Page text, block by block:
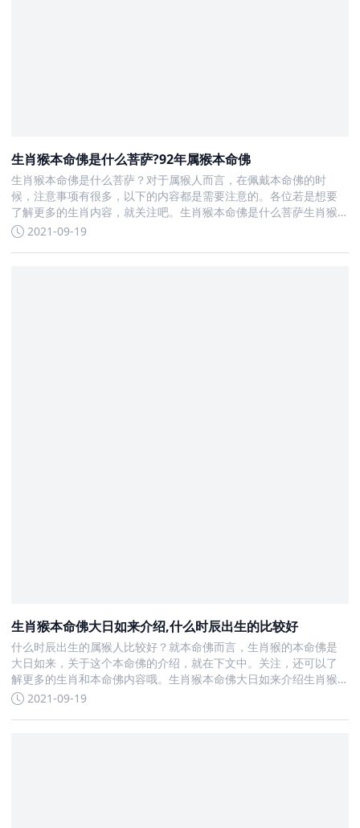
生肖猴本命佛是什么菩萨?92年属猴本命佛
生肖猴本命佛是什么菩萨？对于属猴人而言，在佩戴本命佛的时
候，注意事项有很多，以下的内容都是需要注意的。各位若是想要
了解更多的生肖内容，就关注吧。生肖猴本命佛是什么菩萨生肖猴
的本命佛是大日如来
2021-09-19
生肖猴本命佛大日如来介绍,什么时辰出生的比较好
什么时辰出生的属猴人比较好？就本命佛而言，生肖猴的本命佛是
大日如来，关于这个本命佛的介绍，就在下文中。关注，还可以了
解更多的生肖和本命佛内容哦。生肖猴本命佛大日如来介绍生肖猴
本命佛是大日如来
2021-09-19